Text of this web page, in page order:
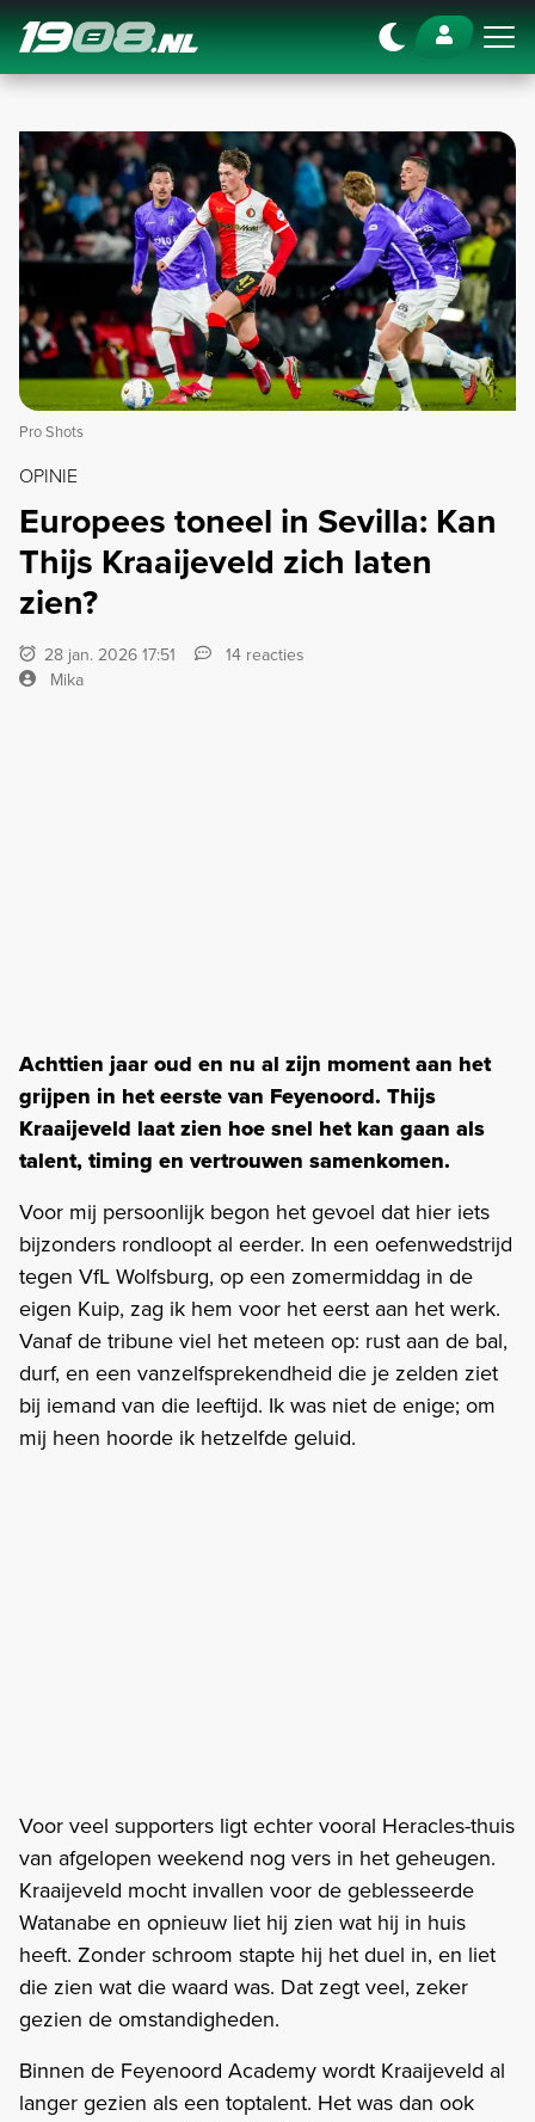
Navigation
Pro Shots
OPINIE
Europees toneel in Sevilla: Kan
Thijs Kraaijeveld zich laten
zien?
28 jan. 2026 17:51
14 reacties
Mika
Achttien jaar oud en nu al zijn moment aan het
grijpen in het eerste van Feyenoord. Thijs
Kraaijeveld laat zien hoe snel het kan gaan als
talent, timing en vertrouwen samenkomen.
Voor mij persoonlijk begon het gevoel dat hier iets
bijzonders rondloopt al eerder. In een oefenwedstrijd
tegen VfL Wolfsburg, op een zomermiddag in de
eigen Kuip, zag ik hem voor het eerst aan het werk.
Vanaf de tribune viel het meteen op: rust aan de bal,
durf, en een vanzelfsprekendheid die je zelden ziet
bij iemand van die leeftijd. Ik was niet de enige; om
mij heen hoorde ik hetzelfde geluid.
Voor veel supporters ligt echter vooral Heracles-thuis
van afgelopen weekend nog vers in het geheugen.
Kraaijeveld mocht invallen voor de geblesseerde
Watanabe en opnieuw liet hij zien wat hij in huis
heeft. Zonder schroom stapte hij het duel in, en liet
die zien wat die waard was. Dat zegt veel, zeker
gezien de omstandigheden.
Binnen de Feyenoord Academy wordt Kraaijeveld al
langer gezien als een toptalent. Het was dan ook